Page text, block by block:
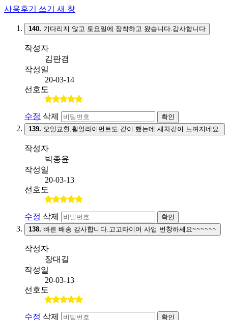
사용후기 쓰기 새 창
140. 기다리지 않고 토요일에 장착하고 왔습니다.감사합니다
작성자
김판겸
작성일
20-03-14
선호도
수정 삭제
확인
139. 오일교환,휠얼라이먼트도 같이 했는데 새차같이 느껴지네요.
작성자
박종윤
작성일
20-03-13
선호도
수정 삭제
확인
138. 빠른 배송 감사합니다.고고타이어 사업 번창하세요~~~~~~
작성자
장대길
작성일
20-03-13
선호도
수정 삭제
확인